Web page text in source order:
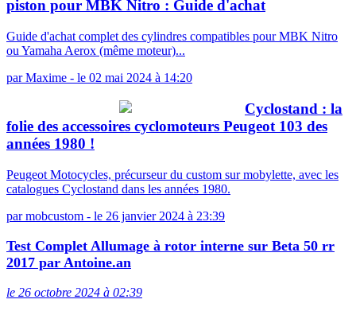
piston pour MBK Nitro : Guide d'achat
Guide d'achat complet des cylindres compatibles pour MBK Nitro
ou Yamaha Aerox (même moteur)...
parMaxime - le 02 mai 2024 à 14:20
Cyclostand : la
folie des accessoires cyclomoteurs Peugeot 103 des
années 1980 !
Peugeot Motocycles, précurseur du custom sur mobylette, avec les
catalogues Cyclostand dans les années 1980.
parmobcustom - le 26 janvier 2024 à 23:39
Test Complet Allumage à rotor interne sur Beta 50 rr
2017 par Antoine.an
le 26 octobre 2024 à 02:39